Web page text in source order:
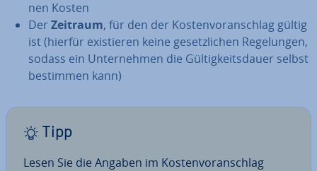
nen Kosten
Der Zeitraum, für den der Kos­ten­vor­anschlag gültig
ist (hierfür exis­tie­ren keine ge­setz­li­chen Re­ge­lun­gen,
sodass ein Un­ter­neh­men die Gül­tig­keits­dau­er selbst
bestimmen kann)
Tipp
Lesen Sie die Angaben im Kos­ten­vor­anschlag